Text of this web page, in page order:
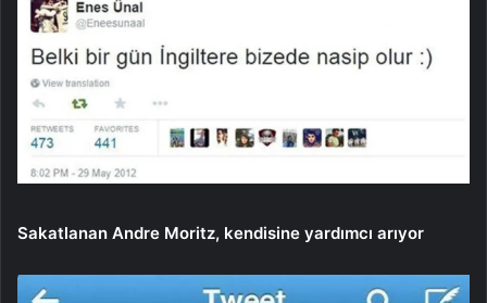
Sakatlanan Andre Moritz, kendisine yardımcı arıyor